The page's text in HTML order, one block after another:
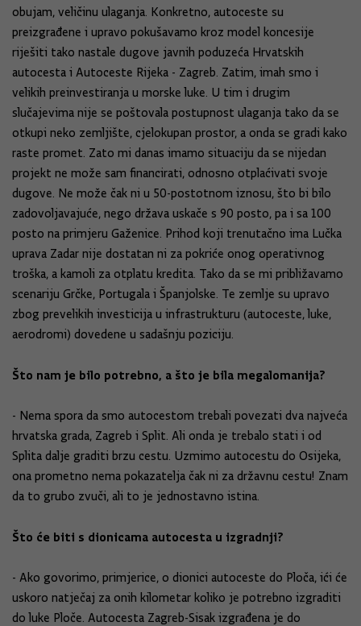
obujam, veličinu ulaganja. Konkretno, autoceste su
preizgrađene i upravo pokušavamo kroz model koncesije
riješiti tako nastale dugove javnih poduzeća Hrvatskih
autocesta i Autoceste Rijeka - Zagreb. Zatim, imah smo i
velikih preinvestiranja u morske luke. U tim i drugim
slučajevima nije se poštovala postupnost ulaganja tako da se
otkupi neko zemljište, cjelokupan prostor, a onda se gradi kako
raste promet. Zato mi danas imamo situaciju da se nijedan
projekt ne može sam financirati, odnosno otplaćivati svoje
dugove. Ne može čak ni u 50-postotnom iznosu, što bi bilo
zadovoljavajuće, nego država uskače s 90 posto, pa i sa 100
posto na primjeru Gaženice. Prihod koji trenutačno ima Lučka
uprava Zadar nije dostatan ni za pokriće onog operativnog
troška, a kamoli za otplatu kredita. Tako da se mi približavamo
scenariju Grčke, Portugala i Španjolske. Te zemlje su upravo
zbog prevelikih investicija u infrastrukturu (autoceste, luke,
aerodromi) dovedene u sadašnju poziciju.
Što nam je bilo potrebno, a što je bila megalomanija?
- Nema spora da smo autocestom trebali povezati dva najveća
hrvatska grada, Zagreb i Split. Ali onda je trebalo stati i od
Splita dalje graditi brzu cestu. Uzmimo autocestu do Osijeka,
ona prometno nema pokazatelja čak ni za državnu cestu! Znam
da to grubo zvuči, ali to je jednostavno istina.
Što će biti s dionicama autocesta u izgradnji?
- Ako govorimo, primjerice, o dionici autoceste do Ploča, ići će
uskoro natječaj za onih kilometar koliko je potrebno izgraditi
do luke Ploče. Autocesta Zagreb-Sisak izgrađena je do